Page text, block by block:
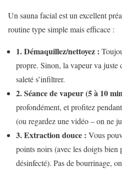
Un sauna facial est un excellent
routine type simple mais efficace :
1. Démaquillez/nettoyez :
propre. Sinon, la vapeur va
saleté s’infiltrer.
2. Séance de vapeur (5 à 10
profondément, et profitez
(ou regardez une vidéo – on ne
3. Extraction douce : Vous
points noirs (avec les doigts
désinfecté). Pas de bourrinage,